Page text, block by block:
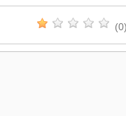
(0)